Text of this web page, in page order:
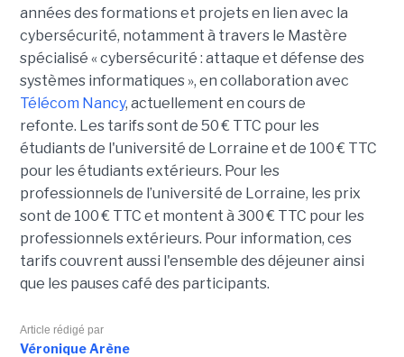
années des formations et projets en lien avec la
cybersécurité, notamment à travers le Mastère
spécialisé « cybersécurité : attaque et défense des
systèmes informatiques », en collaboration avec
Télécom Nancy, actuellement en cours de
refonte. Les tarifs sont de 50 € TTC pour les
étudiants de l'université de Lorraine et de 100 € TTC
pour les étudiants extérieurs. Pour les
professionnels de l’université de Lorraine, les prix
sont de 100 € TTC et montent à 300 € TTC pour les
professionnels extérieurs. Pour information, ces
tarifs couvrent aussi l'ensemble des déjeuner ainsi
que les pauses café des participants.
Article rédigé par
Véronique Arène